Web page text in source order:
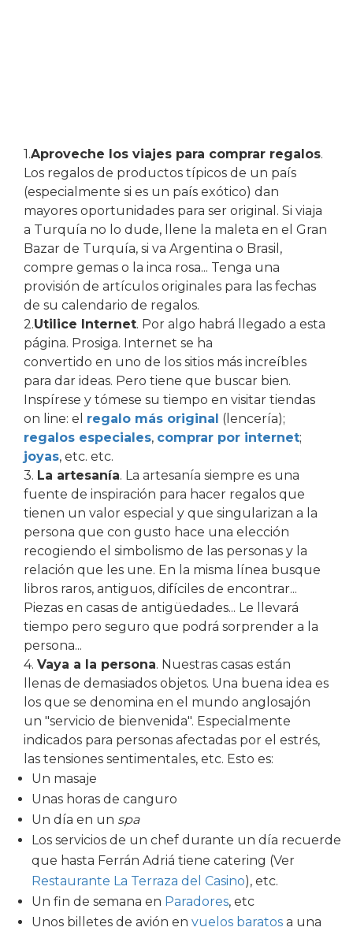
1.Aproveche los viajes para comprar regalos.
Los regalos de productos típicos de un país
(especialmente si es un país exótico) dan
mayores oportunidades para ser original. Si viaja
a Turquía no lo dude, llene la maleta en el Gran
Bazar de Turquía, si va Argentina o Brasil,
compre gemas o la inca rosa... Tenga una
provisión de artículos originales para las fechas
de su calendario de regalos.
2.Utilice Internet. Por algo habrá llegado a esta
página. Prosiga. Internet se ha
convertido en uno de los sitios más increíbles
para dar ideas. Pero tiene que buscar bien.
Inspírese y tómese su tiempo en visitar tiendas
on line: el regalo más original (lencería);
regalos especiales, comprar por internet;
joyas, etc. etc.
3. La artesanía. La artesanía siempre es una
fuente de inspiración para hacer regalos que
tienen un valor especial y que singularizan a la
persona que con gusto hace una elección
recogiendo el simbolismo de las personas y la
relación que les une. En la misma línea busque
libros raros, antiguos, difíciles de encontrar...
Piezas en casas de antigüedades... Le llevará
tiempo pero seguro que podrá sorprender a la
persona...
4. Vaya a la persona. Nuestras casas están
llenas de demasiados objetos. Una buena idea es
los que se denomina en el mundo anglosajón
un "servicio de bienvenida". Especialmente
indicados para personas afectadas por el estrés,
las tensiones sentimentales, etc. Esto es:
Un masaje
Unas horas de canguro
Un día en un spa
Los servicios de un chef durante un día recuerde
que hasta Ferrán Adriá tiene catering (Ver
Restaurante La Terraza del Casino), etc.
Un fin de semana en Paradores, etc
Unos billetes de avión en vuelos baratos a una